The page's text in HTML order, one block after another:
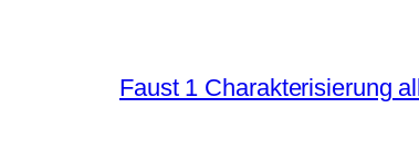
Faust 1 Charakterisierung